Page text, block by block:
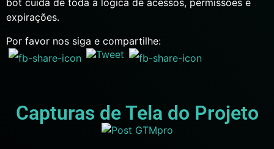
bot cuida de toda a lógica de acessos, permissões e
expirações.
Por favor nos siga e compartilhe:
Capturas de Tela do Projeto